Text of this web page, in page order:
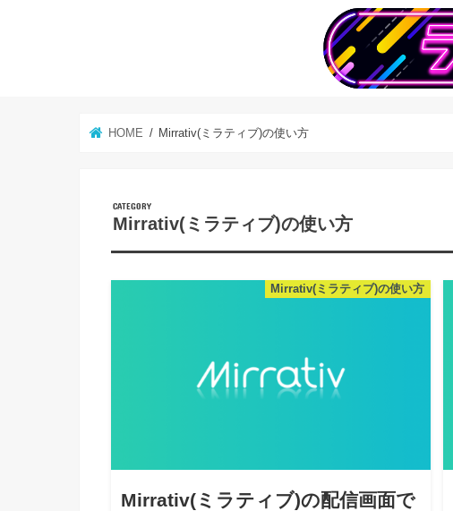
HOME Mirrativ(ミラティブ)の使い方
Mirrativ(ミラティブ)の使い方
Mirrativ(ミラティブ)の使い方
Mirrativ(ミラティブ)の配信画面で